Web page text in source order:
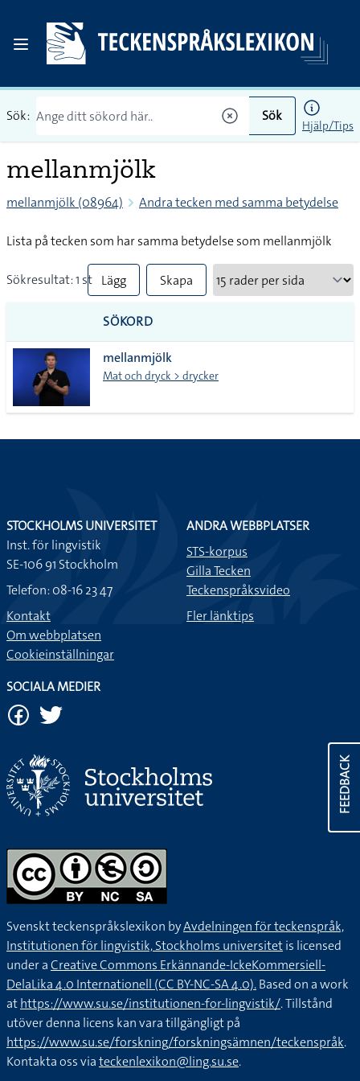
Sök: Sök
Hjälp/Tips
mellanmjölk
mellanmjölk (08964) Andra tecken med samma betydelse
Lista på tecken som har samma betydelse som mellanmjölk
Sökresultat: 1 st Lägg
till
alla i
lista
Skapa
SÖKORD
mellanmjölk
Mat och dryck > drycker
FEEDBACK
STOCKHOLMS UNIVERSITET
Inst. för lingvistik
SE-106 91 Stockholm
Telefon: 08-16 23 47
Kontakt
Om webbplatsen
Cookieinställningar
ANDRA WEBBPLATSER
STS-korpus
Gilla Tecken
Teckenspråksvideo
Fler länktips
SOCIALA MEDIER
Svenskt teckenspråkslexikon byAvdelningen för teckenspråk,
Institutionen för lingvistik, Stockholms universitetis licensed
under aCreative Commons Erkännande-IckeKommersiell-
DelaLika 4.0 Internationell (CC BY-NC-SA 4.0).Based on a work
athttps://www.su.se/institutionen-for-lingvistik/. Tillstånd
utöver denna licens kan vara tillgängligt på
https://www.su.se/forskning/forskningsämnen/teckenspråk.
Kontakta oss viateckenlexikon@ling.su.se.